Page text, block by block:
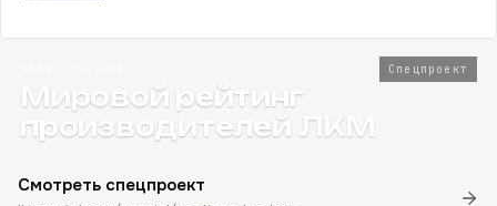
Спецпроект
Мировой рейтинг
производителей ЛКМ
Смотреть спецпроект